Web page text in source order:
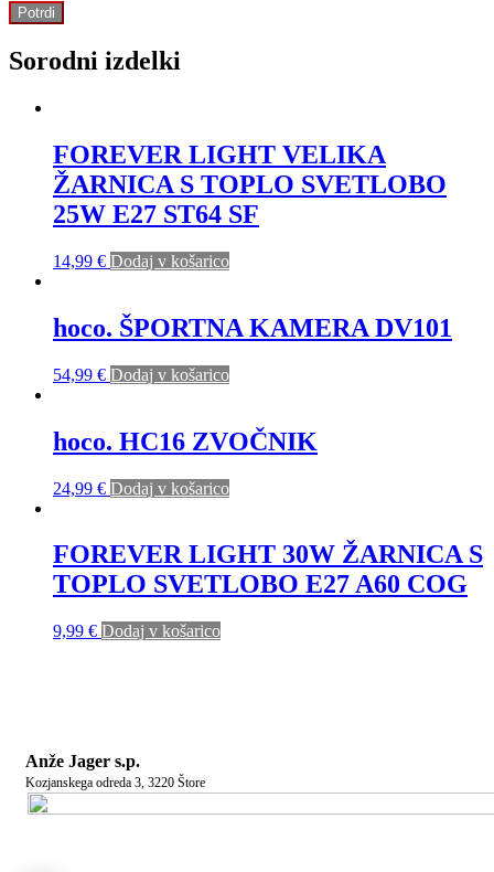
Sorodni izdelki
FOREVER LIGHT VELIKA
ŽARNICA S TOPLO SVETLOBO
25W E27 ST64 SF
14,99 € Dodaj v košarico
hoco. ŠPORTNA KAMERA DV101
54,99 € Dodaj v košarico
hoco. HC16 ZVOČNIK
24,99 € Dodaj v košarico
FOREVER LIGHT 30W ŽARNICA S
TOPLO SVETLOBO E27 A60 COG
9,99 € Dodaj v košarico
Anže Jager s.p.
Kozjanskega odreda 3, 3220 Štore